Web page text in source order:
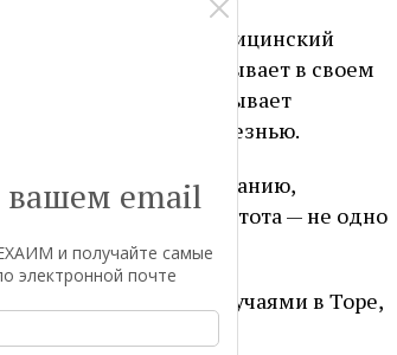
поведении, а не медицинский
то, как указывает в своем
которые Тора предписывает
цараат заразной болезнью.
физическому недомоганию,
и ритуальная чистота — не одно
главу с теми случаями в Торе,
email
и получайте самые
электронной почте